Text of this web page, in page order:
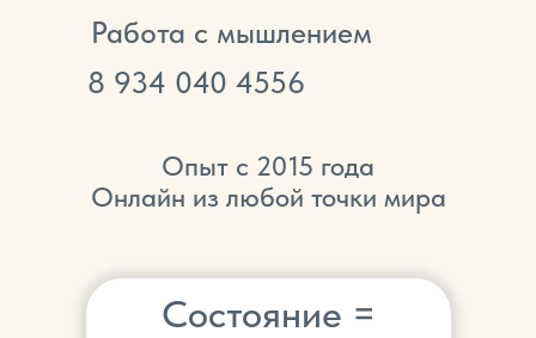
8 934 040 4556
Работа с мышлением
Опыт с 2015 года
Онлайн из любой точки мира
Состояние =